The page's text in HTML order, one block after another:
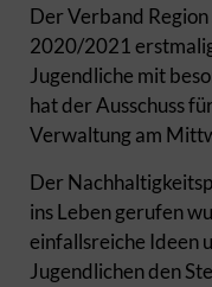
Der Verband
2020/2021
Jugendliche mit
hat der Ausschuss
Verwaltung am
Der
ins Leben gerufen
einfallsreiche Ideen
Jugendlichen den